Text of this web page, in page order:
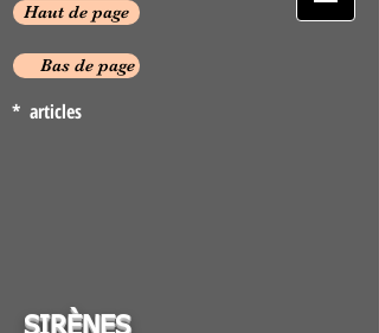
Haut de page
Bas de page
* articles